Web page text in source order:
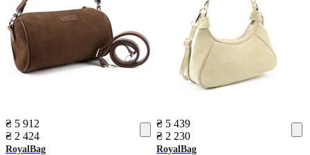
₴ 5 912
₴ 2 424
RoyalBag
₴ 5 439
₴ 2 230
RoyalBag